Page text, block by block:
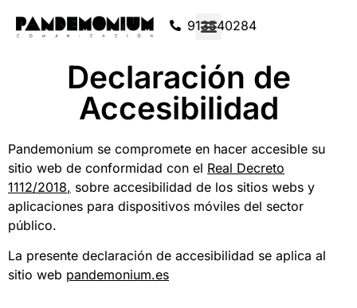
913540284
Declaración de
Accesibilidad
Pandemonium se compromete en hacer accesible su
sitio web de conformidad con el Real Decreto
1112/2018, sobre accesibilidad de los sitios webs y
aplicaciones para dispositivos móviles del sector
público.
La presente declaración de accesibilidad se aplica al
sitio web pandemonium.es